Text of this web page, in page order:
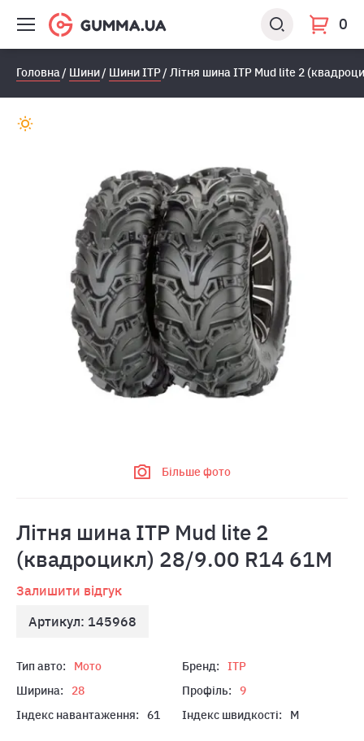
0
Головна Шини Шини ITP Лiтня шина ITP Mud lite 2
Більше фото
Лiтня шина ITP Mud lite 2
(квадроцикл) 28/9.00 R14 61M
Залишити відгук
Артикул: 145968
Тип авто: Мото Бренд:
ITP
Ширина:
28 Профіль:
9
Індекс навантаження:
61 Індекс швидкості: M